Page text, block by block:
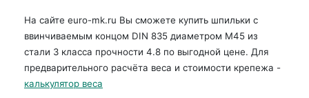
На сайте euro-mk.ru Вы сможете купить шпильки с
ввинчиваемым концом DIN 835 диаметром М45 из
стали 3 класса прочности 4.8 по выгодной цене. Для
предварительного расчёта веса и стоимости крепежа -
калькулятор веса